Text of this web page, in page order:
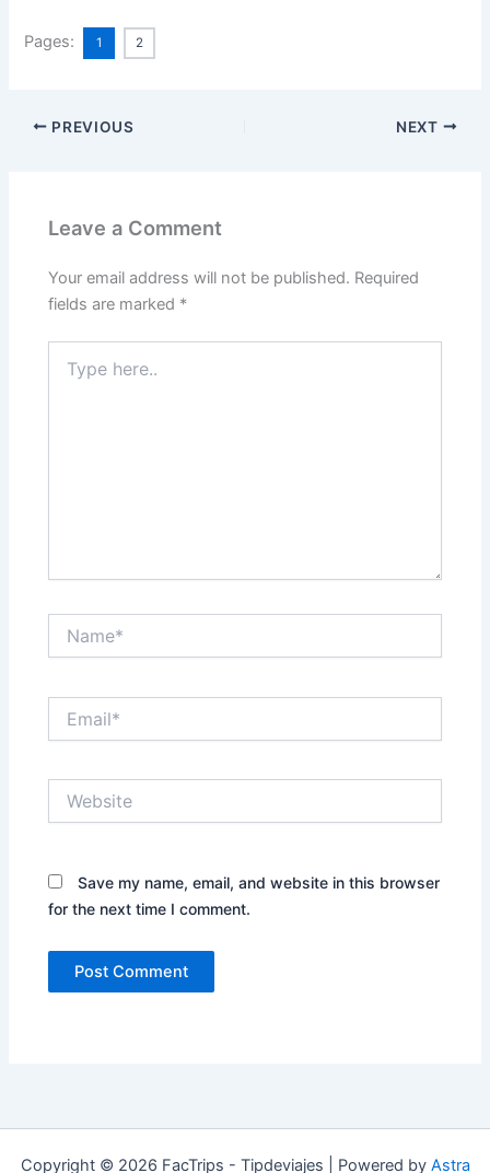
Pages: 1 2
PREVIOUS NEXT
Leave a Comment
Your email address will not be published. Required
fields are marked *
here..
Save my name, email, and website in this browser
for the next time I comment.
Copyright © 2026 FacTrips - Tipdeviajes | Powered by Astra